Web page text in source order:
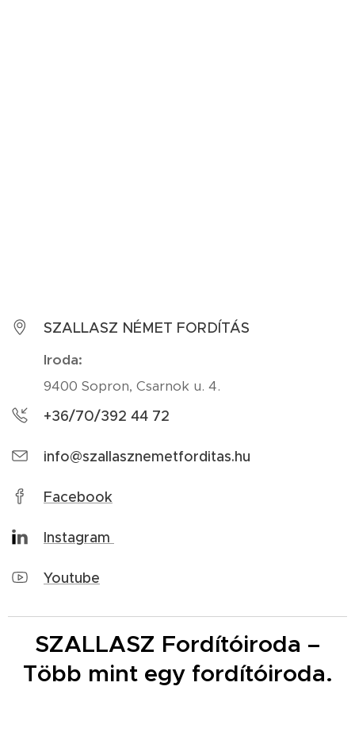
SZALLASZ NÉMET FORDÍTÁS
Iroda:
9400 Sopron, Csarnok u. 4.
+36/70/392 44 72
info@szallasznemetforditas.hu
Facebook
Instagram
Youtube
SZALLASZ Fordítóiroda –
Több mint egy fordítóiroda.